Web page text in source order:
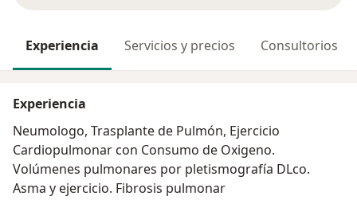
Experiencia Servicios y precios Consultorios
Experiencia
Neumologo, Trasplante de Pulmón, Ejercicio
Cardiopulmonar con Consumo de Oxigeno.
Volúmenes pulmonares por pletismografía DLco.
Asma y ejercicio. Fibrosis pulmonar